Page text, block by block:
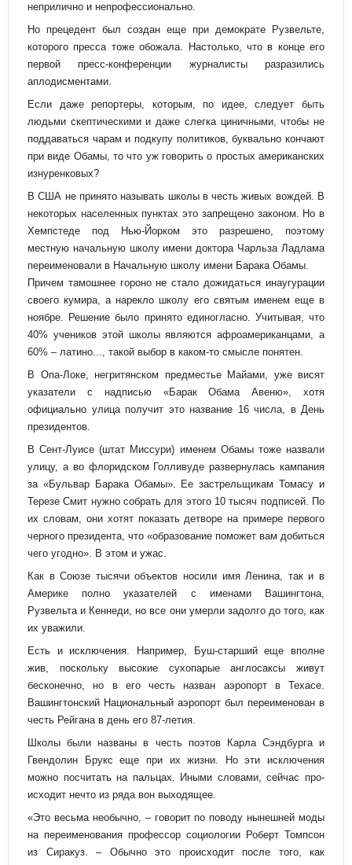
неприлично и непрофессионально.
Но прецедент был создан еще при демократе Рузвельте,
которого пресса тоже обожала. Настолько, что в конце его
первой пресс-конференции журналисты разразились
аплодисментами.
Если даже репортеры, которым, по идее, следует быть
людьми скептическими и даже слегка циничными, чтобы не
поддаваться чарам и подкупу политиков, буквально кончают
при виде Обамы, то что уж говорить о простых американских
изнуренковых?
В США не принято называть школы в честь живых вождей. В
некоторых населенных пунктах это запрещено законом. Но в
Хемпстеде под Нью-Йорком это разрешено, поэтому
местную начальную школу имени доктора Чарльза Ладлама
переименовали в Начальную школу имени Барака Обамы.
Причем тамошнее гороно не стало дожидаться инаугурации
своего кумира, а нарекло школу его святым именем еще в
ноябре. Решение было принято единогласно. Учитывая, что
40% учеников этой школы являются афроамериканцами, а
60% – латино..., такой выбор в каком-то смысле понятен.
В Опа-Локе, негритянском предместье Майами, уже висят
указатели с надписью «Барак Обама Авеню», хотя
официально улица получит это название 16 числа, в День
президентов.
В Сент-Луисе (штат Миссури) именем Обамы тоже назвали
улицу, а во флоридском Голливуде развернулась кампания
за «Бульвар Барака Обамы». Ее застрельщикам Томасу и
Терезе Смит нужно собрать для этого 10 тысяч подписей. По
их словам, они хотят показать детворе на примере первого
черного президента, что «образование поможет вам добиться
чего угодно». В этом и ужас.
Как в Союзе тысячи объектов носили имя Ленина, так и в
Америке полно указателей с именами Вашингтона,
Рузвельта и Кеннеди, но все они умерли задолго до того, как
их уважили.
Есть и исключения. Например, Буш-старший еще вполне
жив, поскольку высокие сухопарые англосаксы живут
бесконечно, но в его честь назван аэропорт в Техасе.
Вашингтонский Национальный аэропорт был переименован в
честь Рейгана в день его 87-летия.
Школы были названы в честь поэтов Карла Сэндбурга и
Гвендолин Брукс еще при их жизни. Но эти исключения
можно посчитать на пальцах. Иными словами, сейчас про-
исходит нечто из ряда вон выходящее.
«Это весьма необычно, – говорит по поводу нынешней моды
на переименования профессор социологии Роберт Томпсон
из Сиракуз. – Обычно это происходит после того, как